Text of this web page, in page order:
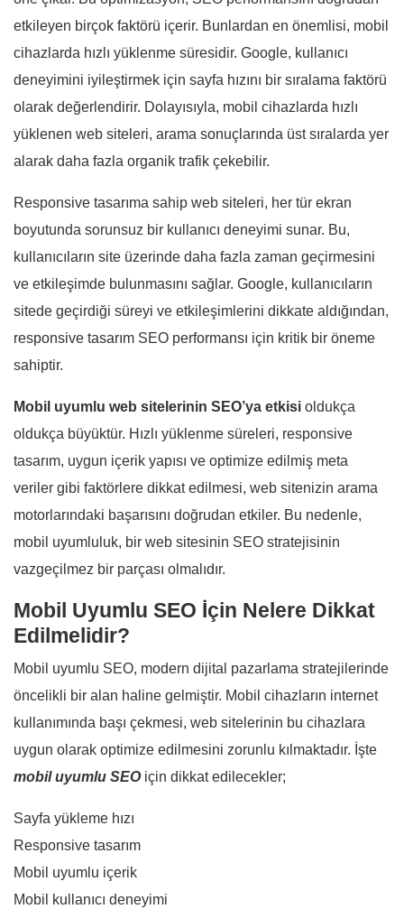
etkileyen birçok faktörü içerir. Bunlardan en önemlisi, mobil
cihazlarda hızlı yüklenme süresidir. Google, kullanıcı
deneyimini iyileştirmek için sayfa hızını bir sıralama faktörü
olarak değerlendirir. Dolayısıyla, mobil cihazlarda hızlı
yüklenen web siteleri, arama sonuçlarında üst sıralarda yer
alarak daha fazla organik trafik çekebilir.
Responsive tasarıma sahip web siteleri, her tür ekran
boyutunda sorunsuz bir kullanıcı deneyimi sunar. Bu,
kullanıcıların site üzerinde daha fazla zaman geçirmesini
ve etkileşimde bulunmasını sağlar. Google, kullanıcıların
sitede geçirdiği süreyi ve etkileşimlerini dikkate aldığından,
responsive tasarım SEO performansı için kritik bir öneme
sahiptir.
Mobil uyumlu web sitelerinin SEO’ya etkisi oldukça
oldukça büyüktür. Hızlı yüklenme süreleri, responsive
tasarım, uygun içerik yapısı ve optimize edilmiş meta
veriler gibi faktörlere dikkat edilmesi, web sitenizin arama
motorlarındaki başarısını doğrudan etkiler. Bu nedenle,
mobil uyumluluk, bir web sitesinin SEO stratejisinin
vazgeçilmez bir parçası olmalıdır.
Mobil Uyumlu SEO İçin Nelere Dikkat
Edilmelidir?
Mobil uyumlu SEO, modern dijital pazarlama stratejilerinde
öncelikli bir alan haline gelmiştir. Mobil cihazların internet
kullanımında başı çekmesi, web sitelerinin bu cihazlara
uygun olarak optimize edilmesini zorunlu kılmaktadır. İşte
mobil uyumlu SEOiçin dikkat edilecekler;
Sayfa yükleme hızı
Responsive tasarım
Mobil uyumlu içerik
Mobil kullanıcı deneyimi